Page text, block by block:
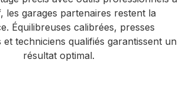
les garages partenaires restent la
Équilibreuses calibrées, presses
techniciens qualifiés garantissent un
résultat optimal.